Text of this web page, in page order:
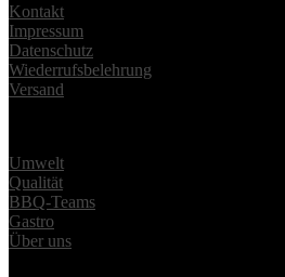
Kontakt
Impressum
Datenschutz
Wiederrufsbelehrung
Versand
Umwelt
Qualität
BBQ-Teams
Gastro
Über uns